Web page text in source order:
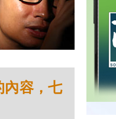
內容，七